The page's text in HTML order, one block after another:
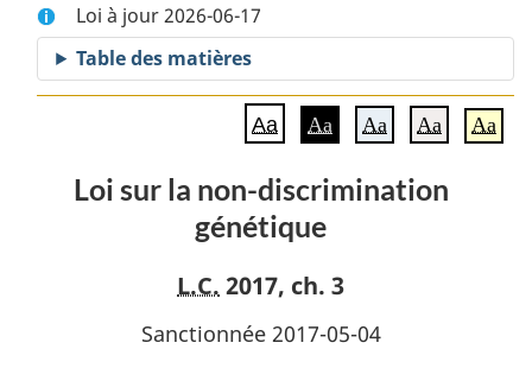
:
Loi
sur
la
non-
génétique
complet
:
Loi
sur
discrimination
génétique
:
Loi
sur
discrimination
Loi à jour 2026-06-17
Table des matières
Aa Aa Aa Aa Aa
Loi sur la non-discrimination
génétique
L.C. 2017, ch. 3
Sanctionnée 2017-05-04